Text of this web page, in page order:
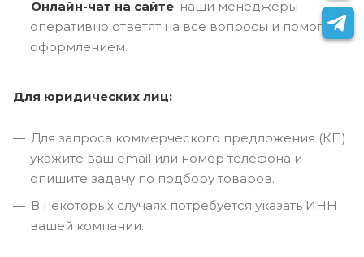
Онлайн-чат на сайте: наши менеджеры
оперативно ответят на все вопросы и помогут с
оформлением.
Для юридических лиц:
Для запроса коммерческого предложения (КП)
укажите ваш email или номер телефона и
опишите задачу по подбору товаров.
В некоторых случаях потребуется указать ИНН
вашей компании.